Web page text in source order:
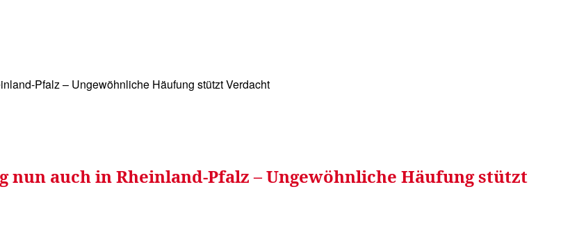
Pfalz – Ungewöhnliche Häufung stützt Verdacht
auch in Rheinland-Pfalz – Ungewöhnliche Häufung stützt